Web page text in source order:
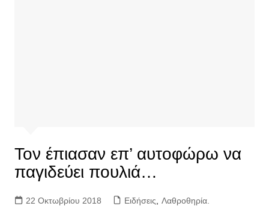
Τον έπιασαν επ’ αυτοφώρω να
παγιδεύει πουλιά…
22 Οκτωβρίου 2018 Ειδήσεις Λαθροθηρία.